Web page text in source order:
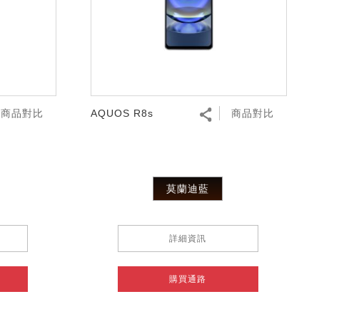
商品對比 AQUOS R8s 商品對比
莫蘭迪藍
詳細資訊
購買通路